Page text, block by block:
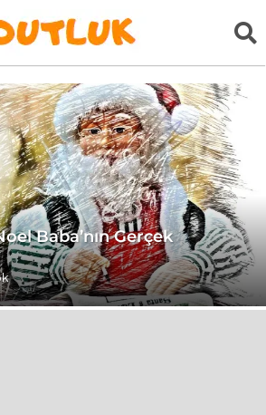
Baba’nın Gerçek